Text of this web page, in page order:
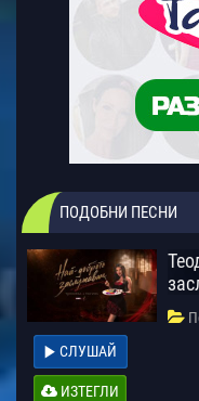
ПОДОБНИ ПЕСНИ
СЛУШАЙ
ИЗТЕГЛИ